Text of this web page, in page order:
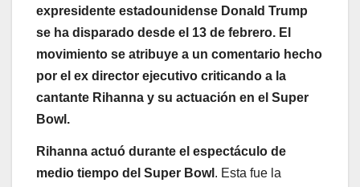
expresidente estadounidense Donald Trump
se ha disparado desde el 13 de febrero. El
movimiento se atribuye a un comentario hecho
por el ex director ejecutivo criticando a la
cantante Rihanna y su actuación en el Super
Bowl.
Rihanna actuó durante el espectáculo de
medio tiempo del Super Bowl . Esta fue la